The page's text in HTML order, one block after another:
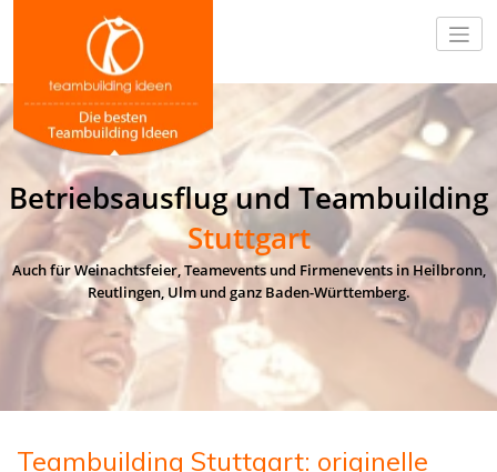
Betriebsausflug und Teambuilding
Stuttgart
Auch für Weinachtsfeier, Teamevents und Firmenevents in Heilbronn,
Reutlingen, Ulm und ganz Baden-Württemberg.
Teambuilding Stuttgart: originelle